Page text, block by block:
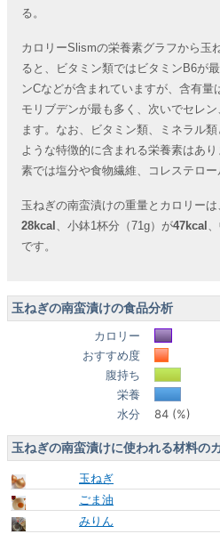
る。
カロリーSlismの栄養素グラフから玉
ると、ビタミン類ではビタミンB6が
ンCなどが含まれていますが、含有
モリブデンが最も多く、次いでセレ
ます。なお、ビタミン類、ミネラル
ような特徴的に含まれる栄養素はあ
素では塩分や食物繊維、コレステロー
玉ねぎの南蛮漬けの重量とカロリー
28kcal 、小鉢1杯分（71g）が47kcal
です。
玉ねぎの南蛮漬けの食品分析
カロリー
おすすめ度
腹持ち
栄養
水分
84 (%)
玉ねぎの南蛮漬けに使われる材料の
玉ねぎ
ごま油
みりん